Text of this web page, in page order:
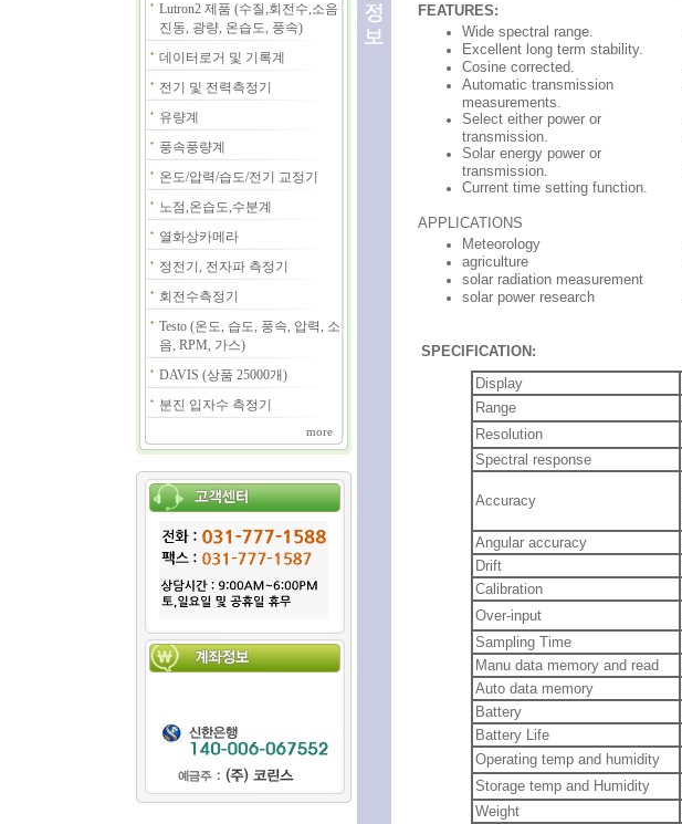
Lutron2 제품 (수질,회전수,소음
진동, 광량, 온습도, 풍속)
데이터로거 및 기록계
전기 및 전력측정기
유량계
풍속풍량계
온도/압력/습도/전기 교정기
노점,온습도,수분계
열화상카메라
정전기, 전자파 측정기
회전수측정기
Testo (온도, 습도, 풍속, 압력, 소
음, RPM, 가스)
DAVIS (상품 25000개)
분진 입자수 측정기
more
FEATURES:
Wide spectral range.
Excellent long term stability.
Cosine corrected.
Automatic transmission
measurements.
Select either power or
transmission.
Solar energy power or
transmission.
Current time setting function.
APPLICATIONS
Meteorology
agriculture
solar radiation measurement
solar power research
SPECIFICATION:
Display
Range
Resolution
Spectral response
Accuracy
Angular accuracy
Drift
Calibration
Over-input
Sampling Time
Manu data memory and read
Auto data memory
Battery
Battery Life
Operating temp and humidity
Storage temp and Humidity
Weight